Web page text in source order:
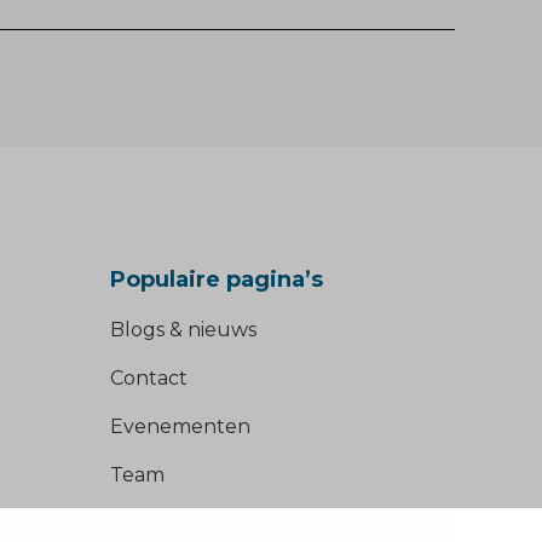
Populaire pagina’s
Blogs & nieuws
Contact
Evenementen
Team